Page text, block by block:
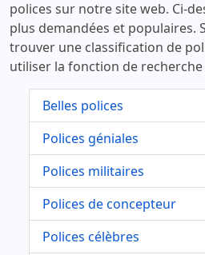
polices sur notre site web. Ci-
plus demandées et populaires.
trouver une classification de
utiliser la fonction de
Belles polices
Polices géniales
Polices militaires
Polices de concepteur
Polices célèbres